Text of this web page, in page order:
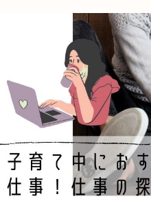
「コト」
子育て
おすすめ
スポット
「場」